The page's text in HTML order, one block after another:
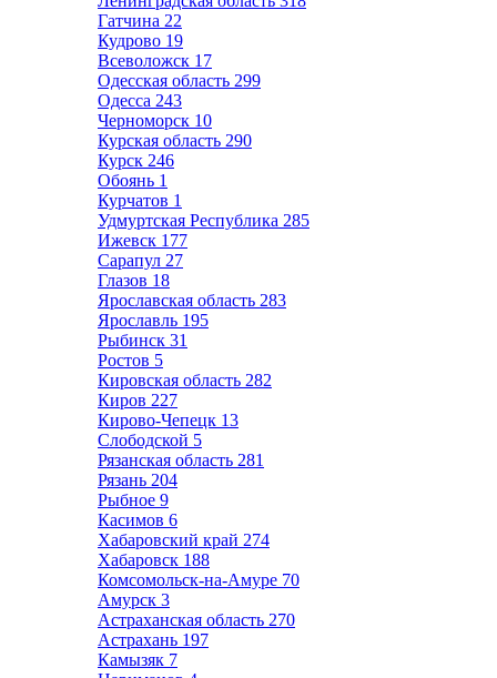
Гатчина 22
Кудрово 19
Всеволожск 17
Одесская область 299
Одесса 243
Черноморск 10
Курская область 290
Курск 246
Обоянь 1
Курчатов 1
Удмуртская Республика 285
Ижевск 177
Сарапул 27
Глазов 18
Ярославская область 283
Ярославль 195
Рыбинск 31
Ростов 5
Кировская область 282
Киров 227
Кирово-Чепецк 13
Слободской 5
Рязанская область 281
Рязань 204
Рыбное 9
Касимов 6
Хабаровский край 274
Хабаровск 188
Комсомольск-на-Амуре 70
Амурск 3
Астраханская область 270
Астрахань 197
Камызяк 7